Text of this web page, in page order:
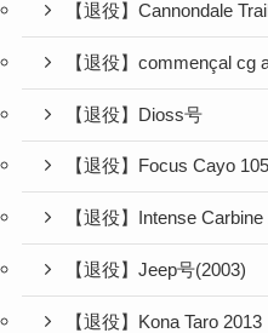
【退役】Cannondale
【退役】commençal cg
【退役】Dioss号
【退役】Focus Cayo
【退役】Intense
【退役】Jeep号(2003)
【退役】Kona Taro 2013